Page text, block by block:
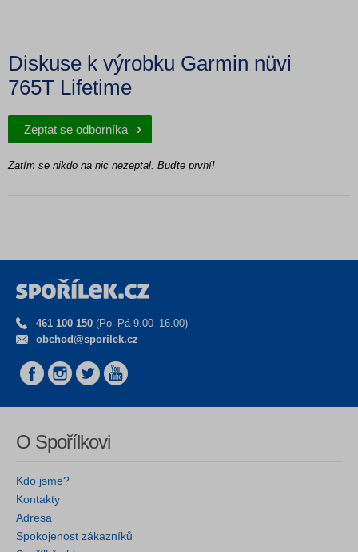
Diskuse k výrobku Garmin nüvi
765T Lifetime
Zeptat se odborníka
Zatím se nikdo na nic nezeptal. Buďte první!
461 100 150 (Po–Pá 9.00–16.00)
obchod@sporilek.cz
O Spořílkovi
Kdo jsme?
Kontakty
Adresa
Spokojenost zákazníků